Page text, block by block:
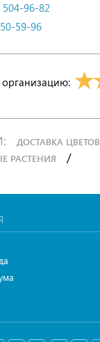
504-96-82
59-96
ДОСТАВКА ЦВЕТОВ
РАСТЕНИЯ
/